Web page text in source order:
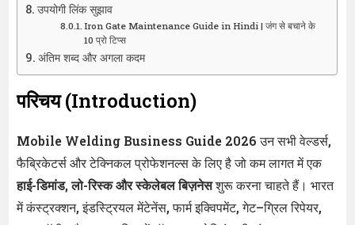
उपयोगी लिंक सुझाव
Iron Gate Maintenance Guide in Hindi | जंग से बचाने के
10 प्रो टिप्स
अंतिम शब्द और अगला कदम
परिचय (Introduction)
Mobile Welding Business Guide 2026उन सभी वेल्डर्स,
फैब्रिकेटर्स और टेक्निकल प्रोफेशनल्स के लिए है जो कम लागत में एक
हाई-डिमांड, लो-रिस्क और स्केलेबल बिज़नेसशुरू करना चाहते हैं। भारत
में कंस्ट्रक्शन, इंडस्ट्रियल मेंटेनेंस, फार्म इक्विपमेंट, गेट–ग्रिल रिपेयर,